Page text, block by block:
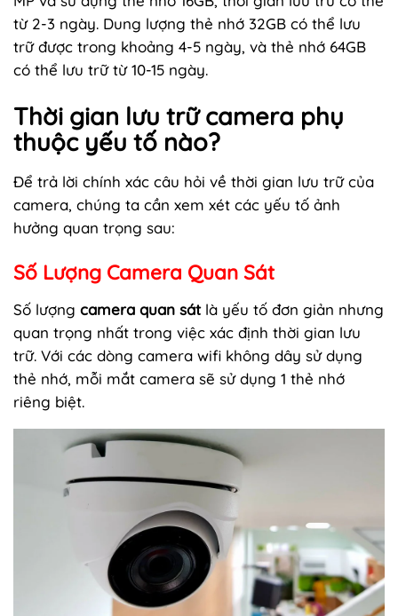
từ 2-3 ngày. Dung lượng thẻ nhớ 32GB có thể lưu
trữ được trong khoảng 4-5 ngày, và thẻ nhớ 64GB
có thể lưu trữ từ 10-15 ngày.
Thời gian lưu trữ camera phụ
thuộc yếu tố nào?
Để trả lời chính xác câu hỏi về thời gian lưu trữ của
camera, chúng ta cần xem xét các yếu tố ảnh
hưởng quan trọng sau:
Số Lượng Camera Quan Sát
Số lượng camera quan sátlà yếu tố đơn giản nhưng
quan trọng nhất trong việc xác định thời gian lưu
trữ. Với các dòng camera wifi không dây sử dụng
thẻ nhớ, mỗi mắt camera sẽ sử dụng 1 thẻ nhớ
riêng biệt.